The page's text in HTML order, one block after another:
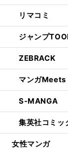
リマコミ
ジャンプ
ZEBRACK
マンガMeets
S-MANGA
集英社コミッ
女性マンガ